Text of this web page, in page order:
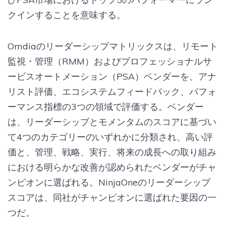
クインすることを意味する。
Omdiaのリーダーシップマトリックスは、リモート
監視・管理（RMM）およびプロフェッショナルサ
ービスオートメーション（PSA）ベンダーを、アナ
リスト評価、エコシステムフィードバック、パフォ
ーマンス指標の3つの領域で評価する。ベンダー
は、リーダーシップとモメンタムのスコアに基づい
て4つのカテゴリーのいずれかに分類され、高い評
価と、管理、戦略、実行、将来の成長への取り組み
における明らかな改善が認められたベンダーがチャ
ンピオンに選ばれる。NinjaOneのリーダーシップ
スコアは、同社がチャンピオンに選ばれた要因の一
つだ。